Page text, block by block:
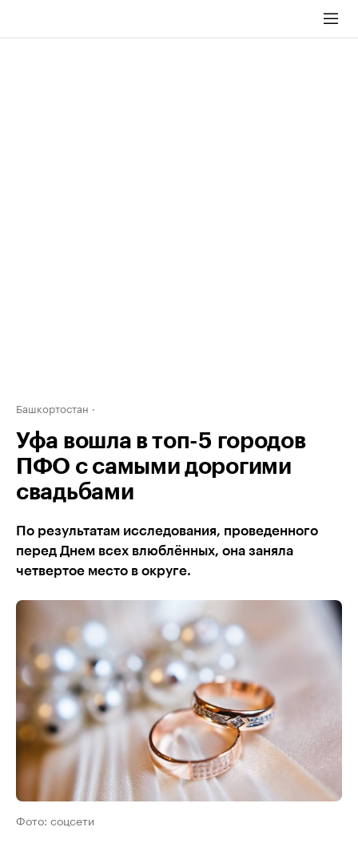
Башкортостан
Уфа вошла в топ-5 городов
ПФО с самыми дорогими
свадьбами
По результатам исследования, проведенного
перед Днем всех влюблённых, она заняла
четвертое место в округе.
Фото: соцсети